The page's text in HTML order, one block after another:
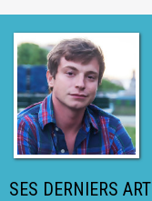
SES DERNIERS